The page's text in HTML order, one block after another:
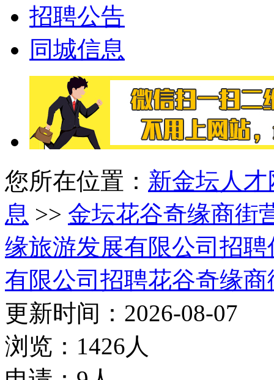
招聘公告
同城信息
您所在位置： 新金坛人才
息 >> 金坛花谷奇缘商街
缘旅游发展有限公司招聘
有限公司招聘花谷奇缘
更新时间：2026-08-07
浏览：1426人